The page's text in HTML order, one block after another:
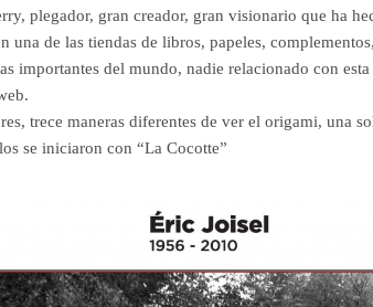
plegador, gran creador, gran visionario que ha
una de las tiendas de libros, papeles,
importantes del mundo, nadie relacionado con
trece maneras diferentes de ver el origami, una
se iniciaron con “La Cocotte”